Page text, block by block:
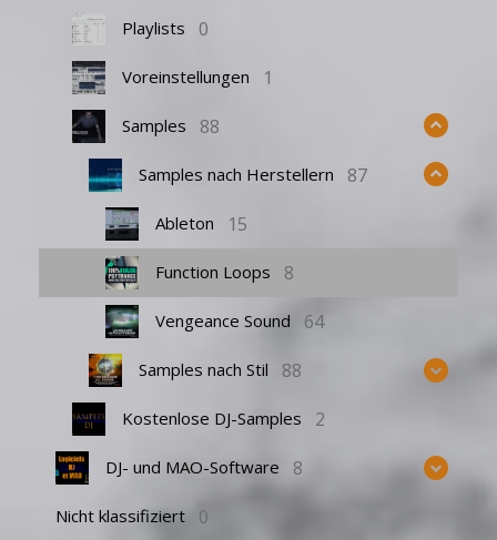
Playlists 0
Voreinstellungen 1
Samples 88
Samples nach Herstellern 87
Ableton 15
Function Loops 8
Vengeance Sound 64
Samples nach Stil 88
Kostenlose DJ-Samples 2
DJ- und MAO-Software 8
Nicht klassifiziert 0